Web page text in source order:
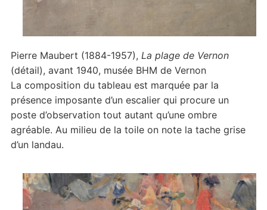
Pierre Maubert (1884-1957), La plage de Vernon
(détail), avant 1940, musée BHM de Vernon
La composition du tableau est marquée par la
présence imposante d’un escalier qui procure un
poste d’observation tout autant qu’une ombre
agréable. Au milieu de la toile on note la tache grise
d’un landau.